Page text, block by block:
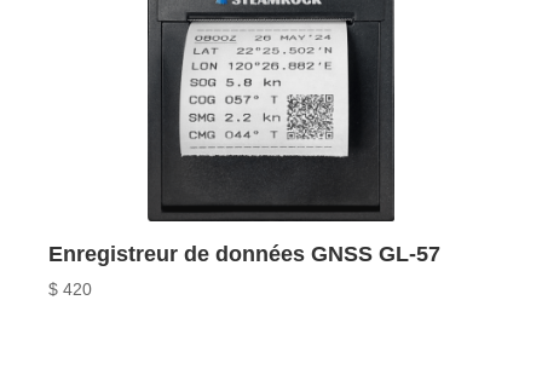
Enregistreur de données GNSS GL-57
$ 420